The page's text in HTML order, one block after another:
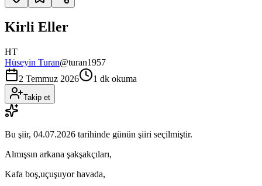
Kirli Eller
HT
Hüseyin Turan@turan1957
2 Temmuz 2026
1 dk okuma
Takip et
Bu şiir, 04.07.2026 tarihinde günün şiiri seçilmiştir.
Almışsın arkana şakşakçıları,
Kafa boş,uçuşuyor havada,